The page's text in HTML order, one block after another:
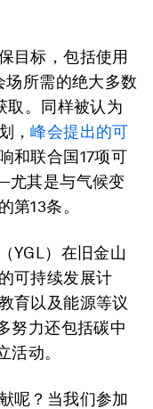
目标，包括使用
所需的绝大多数
取。同样被认为
，峰会提出的可
和联合国17项可
尤其是与气候变
第13条。
YGL）在旧金山
可持续发展计
育以及能源等议
努力还包括碳中
活动。
呢？当我们参加